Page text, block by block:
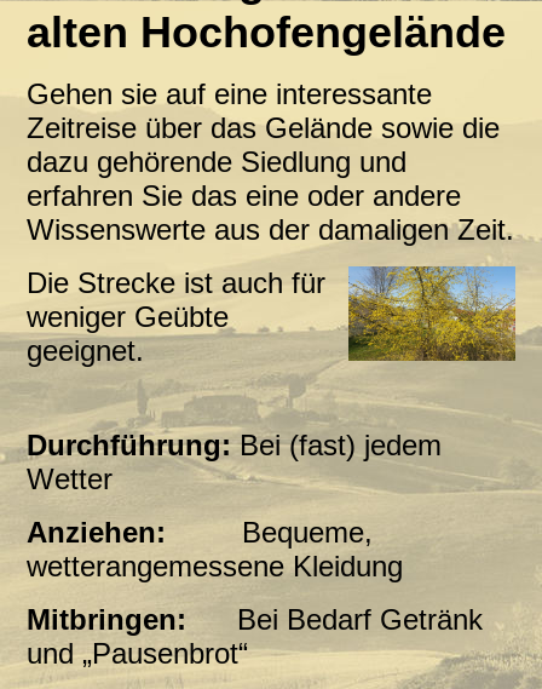
alten Hochofengelände
Gehen sie auf eine interessante
Zeitreise über das Gelände sowie die
dazu gehörende Siedlung und
erfahren Sie das eine oder andere
Wissenswerte aus der damaligen Zeit.
Die Strecke ist auch für
weniger Geübte
geeignet.
Durchführung:Bei (fast) jedem
Wetter
Anziehen: Bequeme,
wetterangemessene Kleidung
Mitbringen: Bei Bedarf Getränk
und „Pausenbrot“